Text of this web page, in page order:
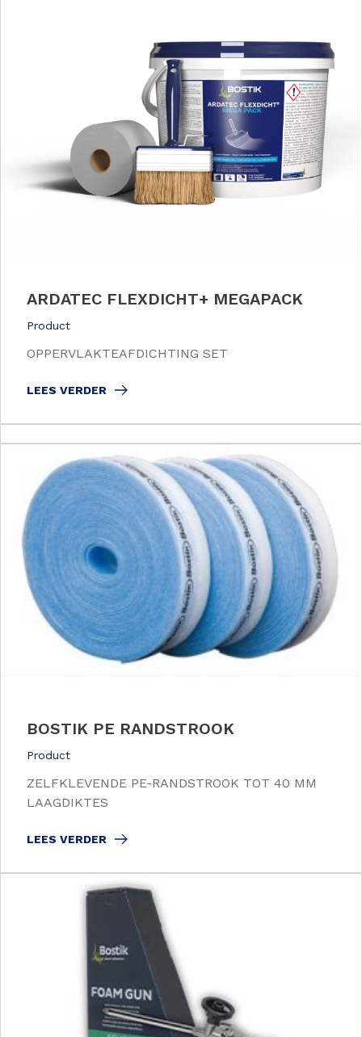
ARDATEC FLEXDICHT+ MEGAPACK
Product
OPPERVLAKTEAFDICHTING SET
LEES VERDER
BOSTIK PE RANDSTROOK
Product
ZELFKLEVENDE PE-RANDSTROOK TOT 40 MM
LAAGDIKTES
LEES VERDER